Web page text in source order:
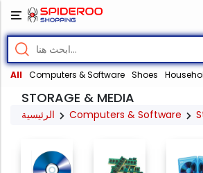
All Computers & Software Shoes
STORAGE & MEDIA
الرئيسية Computers & Software